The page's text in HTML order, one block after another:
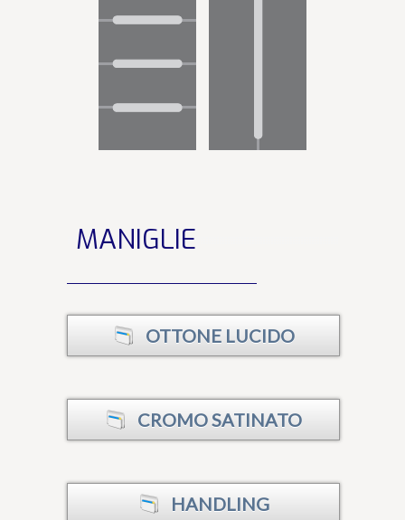
MANIGLIE
OTTONE LUCIDO
CROMO SATINATO
HANDLING